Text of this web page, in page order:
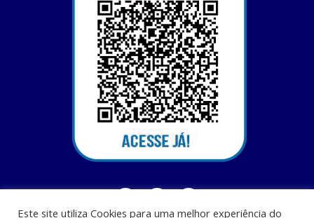
Este site utiliza Cookies para uma melhor experiência do